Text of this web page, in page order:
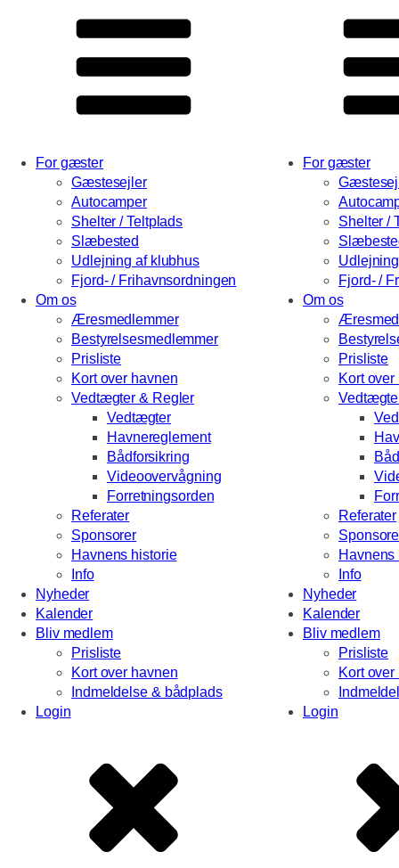
For gæster
Gæstesejler
Autocamper
Shelter / Teltplads
Slæbested
Udlejning af klubhus
Fjord- / Frihavnsordningen
Om os
Æresmedlemmer
Bestyrelsesmedlemmer
Prisliste
Kort over havnen
Vedtægter & Regler
Vedtægter
Havnereglement
Bådforsikring
Videoovervågning
Forretningsorden
Referater
Sponsorer
Havnens historie
Info
Nyheder
Kalender
Bliv medlem
Prisliste
Kort over havnen
Indmeldelse & bådplads
Login
For gæster
Shelter /
Fjord- /
Om os
Prisliste
Kort
Referater
Havnens
Info
Nyheder
Kalender
Bliv medlem
Prisliste
Kort
Login